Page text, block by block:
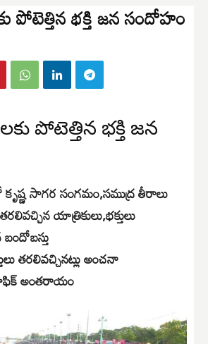
పోటెత్తిన భక్తి జన సందోహం
పోటెత్తిన భక్తి జన
సాగర సంగమం,సముద్ర తీరాలు
యాత్రికులు,భక్తులు
తరలివచ్చినట్లు అంచనా
అంతరాయం